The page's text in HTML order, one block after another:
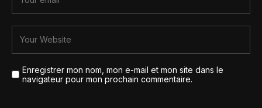
Enregistrer mon nom, mon e-mail et mon site dans le
navigateur pour mon prochain commentaire.